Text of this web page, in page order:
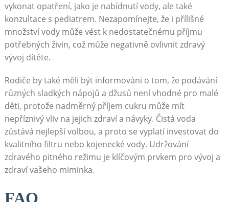
vykonat opatření, jako je nabídnutí vody, ale také
konzultace s pediatrem. Nezapomínejte, že i přílišné
množství vody může vést k nedostatečnému příjmu
potřebných živin, což může negativně ovlivnit zdravý
vývoj dítěte.
Rodiče by také měli být informováni o tom, že podávání
různých sladkých nápojů a džusů není vhodné pro malé
děti, protože nadměrný příjem cukru může mít
nepříznivý vliv na jejich zdraví a návyky. Čistá voda
zůstává nejlepší volbou, a proto se vyplatí investovat do
kvalitního filtru nebo kojenecké vody. Udržování
zdravého pitného režimu je klíčovým prvkem pro vývoj a
zdraví vašeho miminka.
FAQ